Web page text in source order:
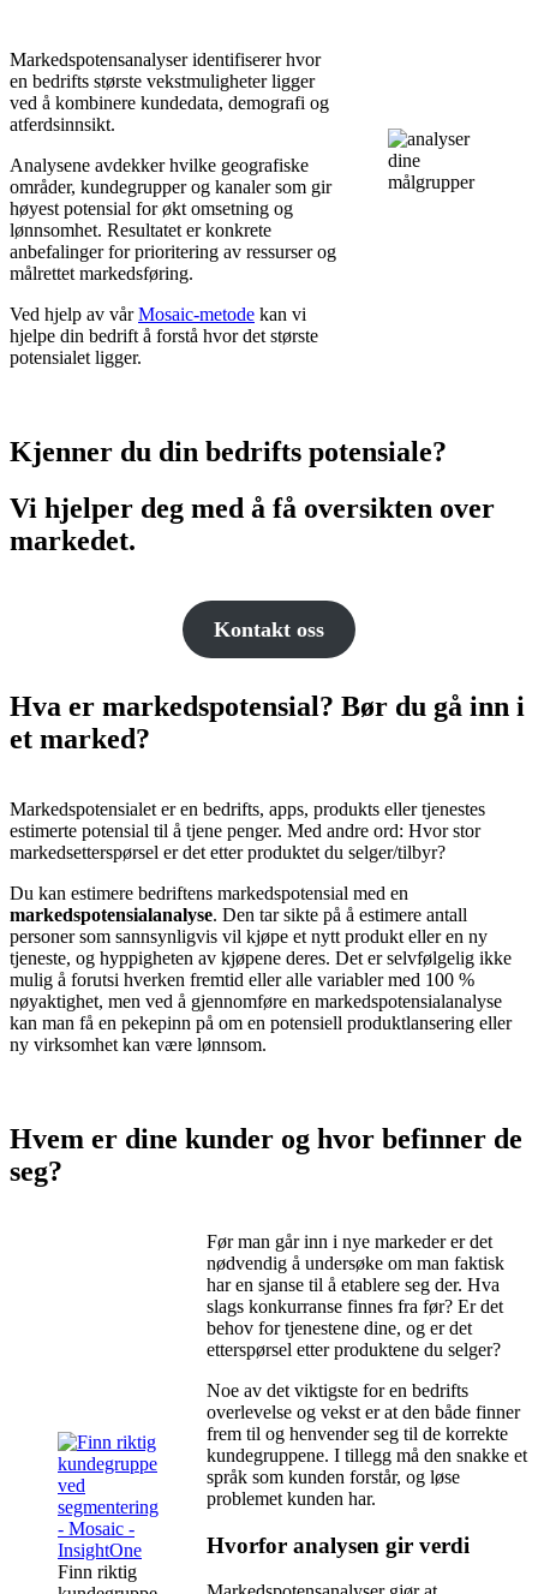
Markedspotensanalyser identifiserer hvor
en bedrifts største vekstmuligheter ligger
ved å kombinere kundedata, demografi og
atferdsinnsikt.
Analysene avdekker hvilke geografiske
områder, kundegrupper og kanaler som gir
høyest potensial for økt omsetning og
lønnsomhet. Resultatet er konkrete
anbefalinger for prioritering av ressurser og
målrettet markedsføring.
Ved hjelp av vårMosaic-metode kan vi
hjelpe din bedrift å forstå hvor det største
potensialet ligger.
Kjenner du din bedrifts potensiale?
Vi hjelper deg med å få oversikten over
markedet.
Kontakt oss
Hva er markedspotensial? Bør du gå inn i
et marked?
Markedspotensialet er en bedrifts, apps, produkts eller tjenestes
estimerte potensial til å tjene penger. Med andre ord: Hvor stor
markedsetterspørsel er det etter produktet du selger/tilbyr?
Du kan estimere bedriftens markedspotensial med en
markedspotensialanalyse. Den tar sikte på å estimere antall
personer som sannsynligvis vil kjøpe et nytt produkt eller en ny
tjeneste, og hyppigheten av kjøpene deres. Det er selvfølgelig ikke
mulig å forutsi hverken fremtid eller alle variabler med 100 %
nøyaktighet, men ved å gjennomføre en markedspotensialanalyse
kan man få en pekepinn på om en potensiell produktlansering eller
ny virksomhet kan være lønnsom.
Hvem er dine kunder og hvor befinner de
seg?
Finn riktig
Før man går inn i nye markeder er det
nødvendig å undersøke om man faktisk
har en sjanse til å etablere seg der. Hva
slags konkurranse finnes fra før? Er det
behov for tjenestene dine, og er det
etterspørsel etter produktene du selger?
Noe av det viktigste for en bedrifts
overlevelse og vekst er at den både finner
frem til og henvender seg til de korrekte
kundegruppene. I tillegg må den snakke et
språk som kunden forstår, og løse
problemet kunden har.
Hvorfor analysen gir verdi